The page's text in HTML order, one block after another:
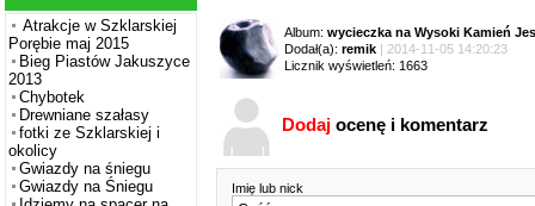
Atrakcje w Szklarskiej
Porębie maj 2015
Bieg Piastów Jakuszyce
2013
Chybotek
Drewniane szałasy
fotki ze Szklarskiej i
okolicy
Gwiazdy na śniegu
Gwiazdy na Śniegu
Album: wycieczka na Wysoki Kamień
Dodał(a): remik | 2014-11-05 14:20:23
Licznik wyświetleń: 1663
Dodaj ocenę i komentarz
Imię lub nick